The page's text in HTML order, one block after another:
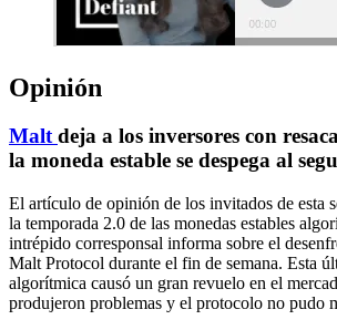
Opinión
Maltdeja a los inversores con
la moneda estable se despega al
El artículo de opinión de los invitados de esta
la temporada 2.0 de las monedas estables
intrépido corresponsal informa sobre el
Malt Protocol durante el fin de semana. Esta
algorítmica causó un gran revuelo en el
produjeron problemas y el protocolo no pudo